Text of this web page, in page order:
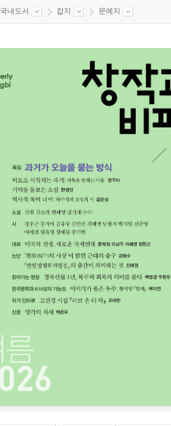
국내도서 잡지 문예지